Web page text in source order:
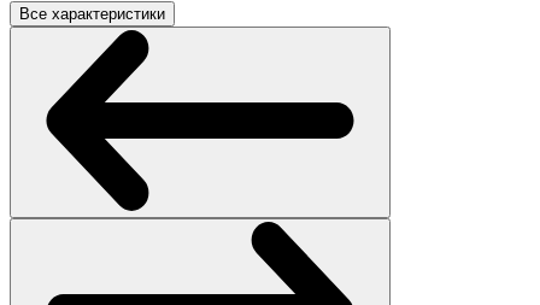
Все характеристики